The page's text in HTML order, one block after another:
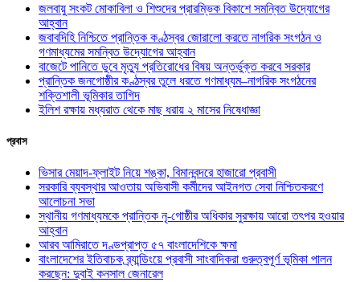
জলবায়ু সংকট মোকাবিলা ও শিশুদের প্রারম্ভিক বিকাশে সমন্বিত উদ্যোগের
আহ্বান
জবাবদিহি নিশ্চিতে প্রান্তিক কণ্ঠস্বর জোরালো করতে নাগরিক সংগঠন ও
গণমাধ্যমের সমন্বিত উদ্যোগের আহ্বান
বাজেটে পানিতে ডুবে মৃত্যু প্রতিরোধের বিষয় অন্তর্ভুক্ত করবে সরকার
প্রান্তিক জনগোষ্ঠীর কণ্ঠস্বর তুলে ধরতে গণমাধ্যম–নাগরিক সংগঠনের
শক্তিশালী ভূমিকার তাগিদ
ইলিশ রক্ষায় মধ্যরাত থেকে মাছ ধরায় ২ মাসের নিষেধাজ্ঞা
প্রবাস
ভিসার মেয়াদ-ফ্লাইট নিয়ে শঙ্কা, বিমানবন্দরে হাজারো প্রবাসী
সরকারি ব্যবস্থার আওতায় অভিবাসী কর্মীদের আইনগত সেবা নিশ্চিতকরণে
আলোচনা সভা
স্থানীয় গণমাধ্যমকে প্রান্তিক নৃ-গোষ্ঠীর অধিকার সুরক্ষায় আরো তৎপর হওয়ার
আহ্বান
আরব আমিরাতে দণ্ডপ্রাপ্ত ৫৭ বাংলাদেশিকে ক্ষমা
বাংলাদেশের ইতিবাচক ব্র্যান্ডিংয়ে প্রবাসী সাংবাদিকরা গুরুত্বপূর্ণ ভূমিকা পালন
করছেন: দুবাই কনসাল জেনারেল